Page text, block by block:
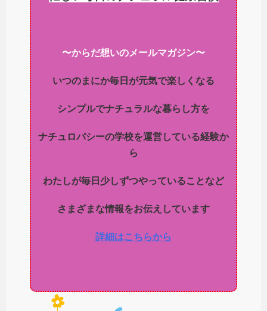
〜からだ想いのメールマガジン〜
いつのまにか毎日が元気で楽しくなる
シンプルでナチュラルな暮らし方を
ナチュロパシーの学校を運営している経験か
ら
わたしが毎日少しずつやっていることなど
さまざまな情報をお伝えしています
詳細はこちらから